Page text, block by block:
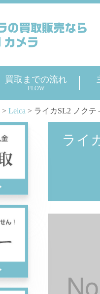
買取までの流れ
FLOW
> Leica > ライカSL2 ノクテ
ライ